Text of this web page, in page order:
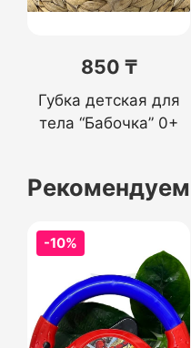
850 ₸
Губка детская для
тела “Бабочка” 0+
-10%